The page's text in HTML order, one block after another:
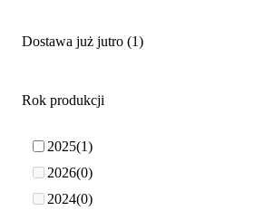
Dostawa już jutro 1
Rok produkcji
2025 1
2026 0
2024 0